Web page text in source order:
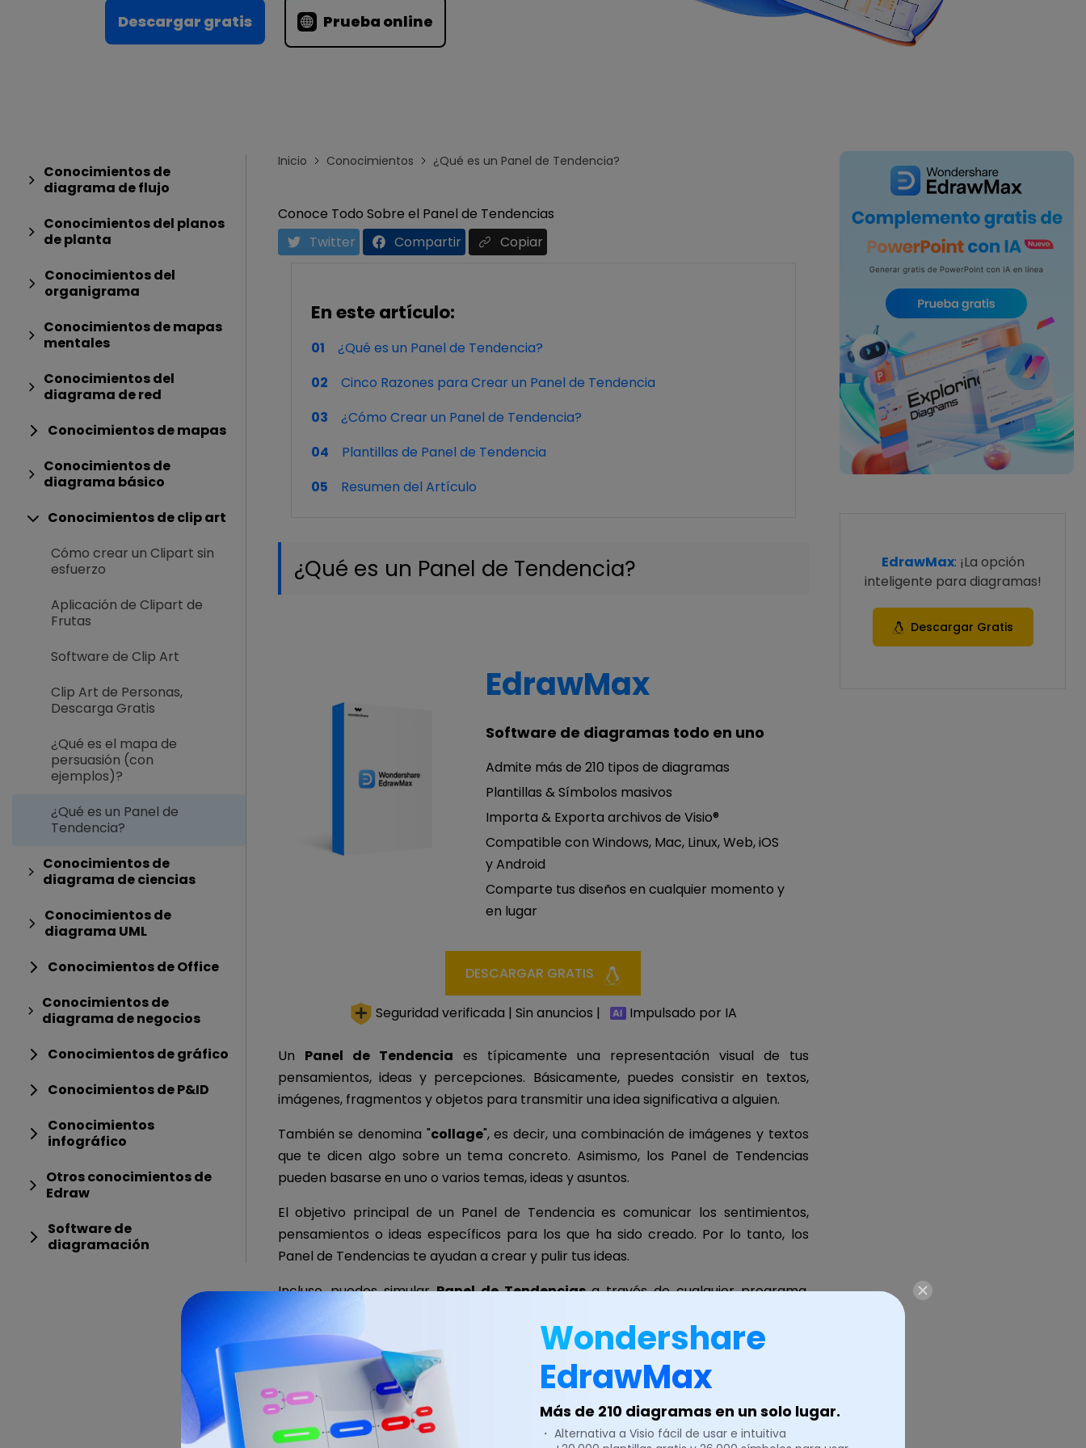
Centro de conocimientos
IA de EdrawMind
Creador de IA para
Para EdrawMax >
Descargar gratis Prueba online
Conocimientos de
diagrama de flujo
Conocimientos del planos
de planta
Conocimientos del
organigrama
Conocimientos de mapas
mentales
Conocimientos del
diagrama de red
Conocimientos de mapas
Conocimientos de
diagrama básico
Conocimientos de clip art
Cómo crear un Clipart sin
esfuerzo
Aplicación de Clipart de
Frutas
Software de Clip Art
Clip Art de Personas,
Descarga Gratis
¿Qué es el mapa de
persuasión (con
ejemplos)?
¿Qué es un Panel de
Tendencia?
Conocimientos de
diagrama de ciencias
Conocimientos de
diagrama UML
Conocimientos de Office
Conocimientos de
diagrama de negocios
Conocimientos de gráfico
Conocimientos de P&ID
Conocimientos
infográfico
Otros conocimientos de
Edraw
Software de
diagramación
Inicio Conocimientos ¿Qué es un Panel de Tendencia?
Conoce Todo Sobre el Panel de Tendencias
Twitter
Compartir Copiar
En este artículo:
01
¿Qué es un Panel de Tendencia?
02
Cinco Razones para Crear un Panel de Tendencia
03
¿Cómo Crear un Panel de Tendencia?
04
Plantillas de Panel de Tendencia
05
Resumen del Artículo
¿Qué es un Panel de Tendencia?
EdrawMax
Software de diagramas todo en uno
Admite más de 210 tipos de diagramas
Plantillas & Símbolos masivos
Importa & Exporta archivos de Visio®
Compatible con Windows, Mac, Linux, Web, iOS
y Android
Comparte tus diseños en cualquier momento y
en lugar
DESCARGAR GRATIS
Seguridad verificada | Sin anuncios | Impulsado por IA
Un Panel de Tendencia es típicamente una representación visual de tus
pensamientos, ideas y percepciones. Básicamente, puedes consistir en textos,
imágenes, fragmentos y objetos para transmitir una idea significativa a alguien.
También se denomina "collage", es decir, una combinación de imágenes y textos
que te dicen algo sobre un tema concreto. Asimismo, los Panel de Tendencias
pueden basarse en uno o varios temas, ideas y asuntos.
El objetivo principal de un Panel de Tendencia es comunicar los sentimientos,
pensamientos o ideas específicos para los que ha sido creado. Por lo tanto, los
Panel de Tendencias te ayudan a crear y pulir tus ideas.
Incluso, puedes simularPanel de Tendenciasa través de cualquier programa.
puedes crear un Panel de Tendencia de lo que estés pasando por tu mente para
conservar tus valiosas ideas, pensamientos o sentimientos.
Cinco Razones para Crear un Panel de
EdrawMax: ¡La opción
inteligente para diagramas!
Descargar Gratis
Wondershare
EdrawMax
Más de 210 diagramas en un solo lugar.
・ Alternativa a Visio fácil de usar e intuitiva